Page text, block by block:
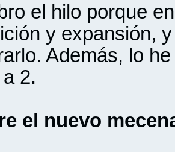
el hilo porque
y expansión,
Además, lo
2.
el nuevo